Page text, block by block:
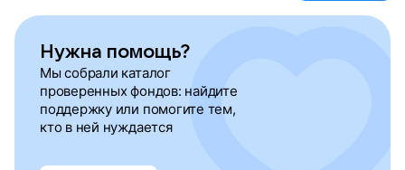
Нужна помощь?
Мы собрали каталог
проверенных фондов: найдите
поддержку или помогите тем,
кто в ней нуждается